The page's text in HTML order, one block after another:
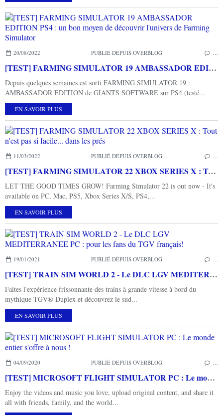
20/08/2022 PUBLIÉ DEPUIS OVERBLOG
[TEST] FARMING SIMULATOR 19 AMBASSADOR EDITION PS4 : un bon moyen de découvrir l'univers de Farming Simulator
Depuis quelques semaines est sorti FARMING SIMULATOR 19 :
AMBASSADOR EDITION de GIANTS SOFTWARE sur PS4 (testé...
EN SAVOIR PLUS
11/03/2022 PUBLIÉ DEPUIS OVERBLOG
[TEST] FARMING SIMULATOR 22 XBOX SERIES X : Tout n'est pas si facile... dans les prés
LET THE GOOD TIMES GROW! Farming Simulator 22 is out now - It's
available on PC, Mac, PS5, Xbox Series X/S, PS4,...
EN SAVOIR PLUS
19/01/2021 PUBLIÉ DEPUIS OVERBLOG
[TEST] TRAIN SIM WORLD 2 - Le DLC LGV MEDITERRANEE PC : pour les fans du TGV français!
Faites l'expérience frissonnante des trains à grande vitesse à bord du
mythique TGV® Duplex et découvrez le sud...
EN SAVOIR PLUS
04/09/2020 PUBLIÉ DEPUIS OVERBLOG
[TEST] MICROSOFT FLIGHT SIMULATOR PC : Le monde entier s'offre à nous !
Enjoy the videos and music you love, upload original content, and share it
all with friends, family, and the world...